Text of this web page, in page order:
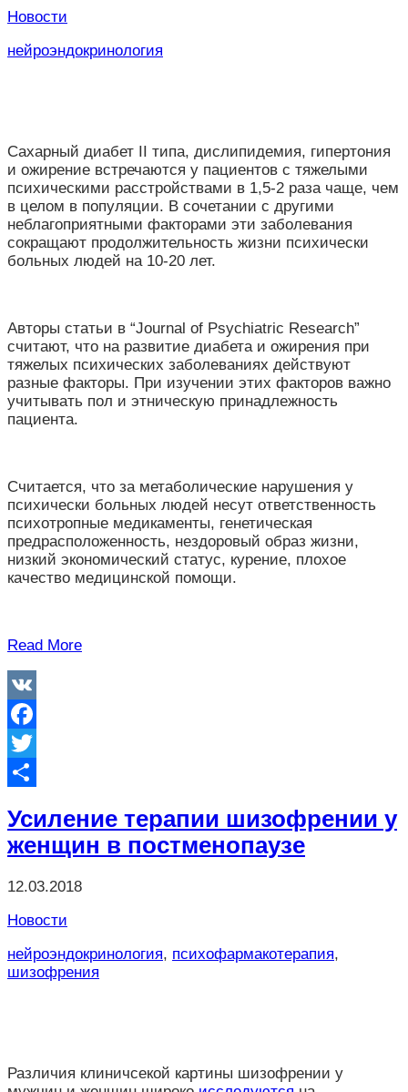
Новости
нейроэндокринология
Сахарный диабет II типа, дислипидемия, гипертония
и ожирение встречаются у пациентов с тяжелыми
психическими расстройствами в 1,5-2 раза чаще, чем
в целом в популяции. В сочетании с другими
неблагоприятными факторами эти заболевания
сокращают продолжительность жизни психически
больных людей на 10-20 лет.
Авторы статьи в “Journal of Psychiatric Research”
считают, что на развитие диабета и ожирения при
тяжелых психических заболеваниях действуют
разные факторы. При изучении этих факторов важно
учитывать пол и этническую принадлежность
пациента.
Считается, что за метаболические нарушения у
психически больных людей несут ответственность
психотропные медикаменты, генетическая
предрасположенность, нездоровый образ жизни,
низкий экономический статус, курение, плохое
качество медицинской помощи.
Read More
VK
Facebook
Twitter
Усиление терапии шизофрении у
женщин в постменопаузе
12.03.2018
Новости
нейроэндокринология, психофармакотерапия,
шизофрения
Различия клиничсекой картины шизофрении у